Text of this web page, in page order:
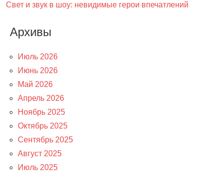
Свет и звук в шоу: невидимые герои впечатлений
Архивы
Июль 2026
Июнь 2026
Май 2026
Апрель 2026
Ноябрь 2025
Октябрь 2025
Сентябрь 2025
Август 2025
Июль 2025